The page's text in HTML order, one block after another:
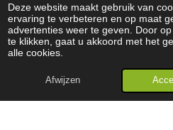
Deze website maakt gebruik van
ervaring te verbeteren en op maat
advertenties weer te geven. Door op
te klikken, gaat u akkoord met het
alle cookies.
Afwijzen